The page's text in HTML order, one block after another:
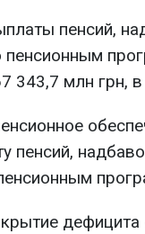
пенсий,
343,7 млн грн, в
пенсий,